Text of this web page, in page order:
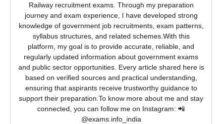
Railway recruitment exams. Through my preparation
journey and exam experience, I have developed strong
knowledge of government job recruitments, exam patterns,
syllabus structures, and related schemes.With this
platform, my goal is to provide accurate, reliable, and
regularly updated information about government exams
and public sector opportunities. Every article shared here is
based on verified sources and practical understanding,
ensuring that aspirants receive trustworthy guidance to
support their preparation.To know more about me and stay
connected, you can follow me on Instagram: 📲
@exams.info_india